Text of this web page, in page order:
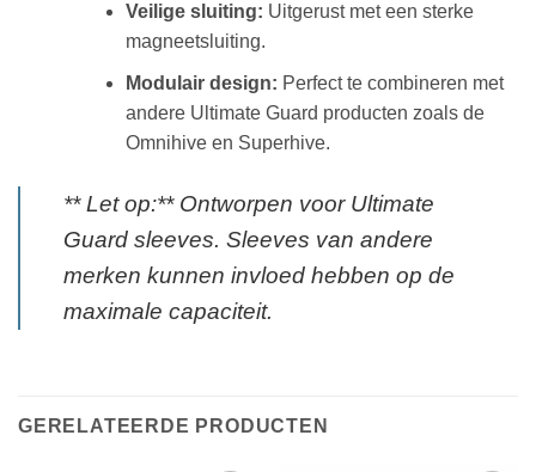
Veilige sluiting: Uitgerust met een sterke
magneetsluiting.
Modulair design: Perfect te combineren met
andere Ultimate Guard producten zoals de
Omnihive en Superhive.
​** Let op:** Ontworpen voor Ultimate
Guard sleeves. Sleeves van andere
merken kunnen invloed hebben op de
maximale capaciteit.
GERELATEERDE PRODUCTEN